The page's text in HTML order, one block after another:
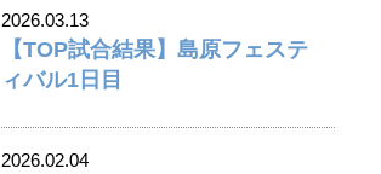
2026.03.13
【TOP試合結果】島原フェステ
ィバル1日目
2026.02.04